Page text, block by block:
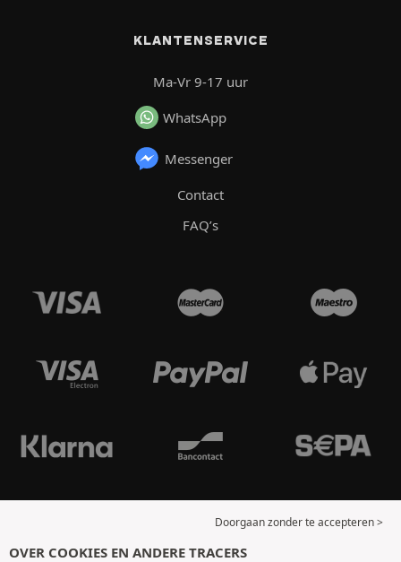
KLANTENSERVICE
Ma-Vr 9-17 uur
WhatsApp
Messenger
Contact
FAQ’s
Doorgaan zonder te accepteren >
OVER COOKIES EN ANDERE TRACERS